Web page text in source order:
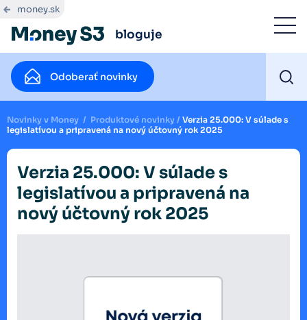
money.sk
bloguje
Odoberať novinky
Novinky v Money / Produktové novinky / Verzia 25.000: V súlade s
legislatívou a pripravená na nový účtovný rok 2025
Verzia 25.000: V súlade s
legislatívou a pripravená na
nový účtovný rok 2025